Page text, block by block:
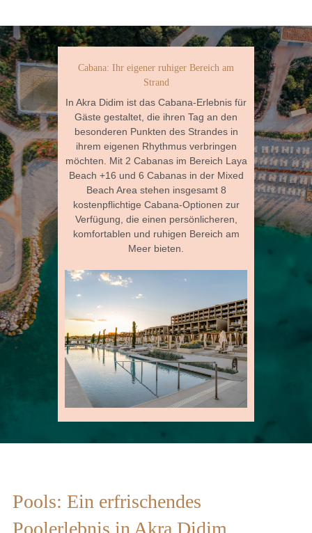
Cabana: Ihr eigener ruhiger Bereich am
Strand
In Akra Didim ist das Cabana-Erlebnis für
Gäste gestaltet, die ihren Tag an den
besonderen Punkten des Strandes in
ihrem eigenen Rhythmus verbringen
möchten. Mit 2 Cabanas im Bereich Laya
Beach +16 und 6 Cabanas in der Mixed
Beach Area stehen insgesamt 8
kostenpflichtige Cabana-Optionen zur
Verfügung, die einen persönlicheren,
komfortablen und ruhigen Bereich am
Meer bieten.
Pools: Ein erfrischendes
Poolerlebnis in Akra Didim